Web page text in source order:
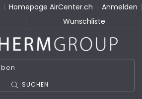
Homepage AirCenter.ch
Anmelden
Wunschliste
SUCHEN